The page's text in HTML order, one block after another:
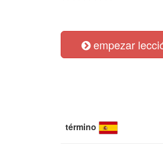
empezar
término